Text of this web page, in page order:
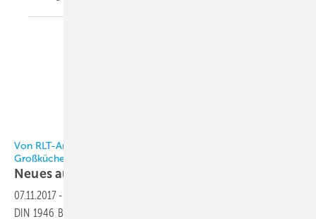
Von RLT-Anlagen im Gesundheitswesen zur Lüftung in
Großküchen
Neues aus der
07.11.2017 -
DIN 1946 Blatt 4 RLT-Anlagen im Gesundheitswesen“ wurde im